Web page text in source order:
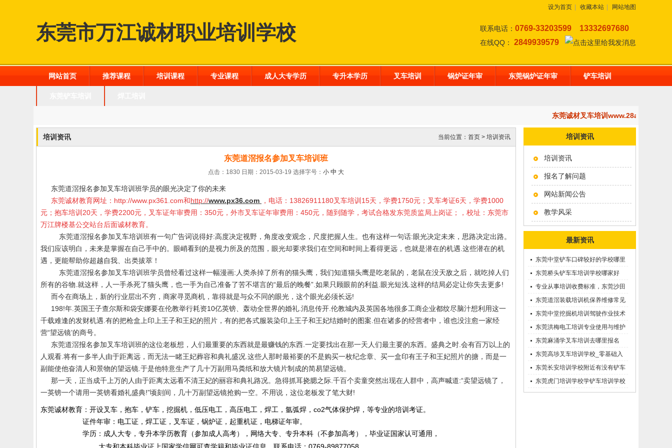
设为首页 收藏本站 网站地图
东莞市万江诚材职业培训学校 联系电话： 0769-33203599 13332697680
在线QQ： 2849939579
网站首页 推荐课程 培训课程 专业课程 成人大专学历 专升本学历 叉车培训 锅炉证年审 东莞锅炉证年审 铲车培训
东莞诚材叉车培训www.28af.com,开
培训资讯
培训资讯
报名了解问题
网站新闻公告
教学风采
最新资讯
东莞中堂铲车口碑较好的学校哪里
有？
东莞桥头铲车车培训学校哪家好
呢？推荐一下
专业从事培训收费标准，东莞沙田
优质的学叉车考证价钱
东莞道滘装载培训机保养维修常见
问题等知识大全
东莞中堂挖掘机培训驾驶作业技术
东莞洪梅电工培训专业使用与维护
接触调压噐？
东莞麻涌学叉车培训去哪里报名
东莞高埗叉车培训学校_零基础入
学_随到随学
东莞长安培训学校附近有没有铲车
培训的-
东莞虎门培训学校学铲车培训学校
在哪里_
培训资讯 当前位置： 首页 > 培训资讯
东莞道滘报名参加叉车培训班
点击：1830 日期：2015-03-19 选择字号： 小 中 大
东莞道滘报名参加叉车培训班学员的眼光决定了你的未来
东莞诚材教育网址： http://www.px361.com和http://www.px36.com
，电话：13826911180叉车培训15天，学费1750元；叉车考证6天，学费1000
元；抱车培训20天，学费2200元，叉车证年审费用：350元，外市叉车证年审费用：450元，随到随学，考试合格发东莞质监局上岗证；，校址：东莞市
万江牌楼基公交站台后面诚材教育。
东莞道滘报名参加叉车培训班有一句广告词说得好:高度决定视野，角度改变观念，尺度把握人生。也有这样一句话:眼光决定未来，思路决定出路。
我们应该明白，未来是掌握在自己手中的。眼峭看到的是视力所及的范围，眼光却要求我们在空间和时间上看得更远，也就是潜在的机遇 这些潜在的机
遇，更能帮助你超越自我、出类拔萃！
东莞道滘报名参加叉车培训班学员曾经看过这样一幅漫画: 人类杀掉了所有的猫头鹰，我们知道猫头鹰是吃老鼠的，老鼠在没天敌之后，就吃掉人们
所有的谷物 就这样，人一手杀死了猫头鹰，也一手为自己准备了苦不堪言的“最后的晚餐” 如果只顾眼前的利益 眼光短浅 这样的结局必定让你失去更多!
而今在商场上，新的行业层出不穷，商家寻觅商机，靠得就是与众不同的眼光，这个眼光必须长远!
198!年 英国王子查尔斯和袋安娜要在伦教举行耗资10亿英镑、轰动全世界的婚礼 消息传开 伦教城内及英国各地很多工商企业都纹尽脑汁想利用这一
千载难逢的发财机遇 有的把枪盒上印上王子和王妃的照片，有的把各式服装染印上王子和王妃结婚时的图案 但在诸多的经营者中，谁也没注愈一家经
营“望远镜’的商号。
东莞道滘报名参加叉车培训班的这位老板想，人们最重要的东西就是最赚钱的东西 一定要找出在那一天人们最主要的东西。盛典之时 会有百万以上的
人观看 将有一多半人由于距离远，而无法一睹王妃葬容和典礼盛况 这些人那时最裕要的不是购买一枚纪念章、买一盒印有王子和王妃照片的搪，而是一
副能使他奋清人和景物的望远镜 于是他特意生产了几十万副用马粪纸和放大镜片制成的简易望远镜。
那一天，正当成千上万的人由于距离太远看不清王妃的丽容和典礼路况。急得抓耳挠腮之际 千百个卖童突然出现在人群中，高声喊道:“卖望远镜了，
一英镑一个请用一英镑看婚礼盛典!”顷刻间，几十万副望远镜抢购一空。不用说，这位老板发了笔大财!
东莞诚材教育：开设叉车，抱车，铲车，挖掘机，低压电工，高压电工，焊工，氩弧焊，co2气体保护焊，等专业的培训考证。
证件年审：电工证，焊工证，叉车证，锅炉证，起重机证，电梯证年审。
学历：成人大专，专升本学历教育（参加成人高考），网络大专、专升本科（不参加高考），毕业证国家认可通用，